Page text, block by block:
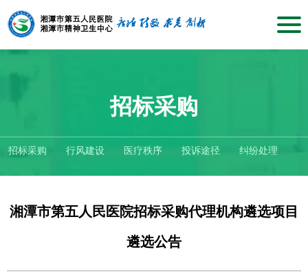
招标采购
招标采购 行风建设 医疗秩序 投诉途径 纠纷处理
湘潭市第五人民医院招标采购代理机构遴选项目
遴选公告